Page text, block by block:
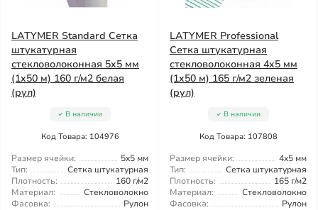
LATYMER Standard Сетка
штукатурная
стекловолоконная 5x5 мм
(1x50 м) 160 г/м2 белая
(рул)
В наличии
Код Товара: 104976
Размер ячейки:
5x5 мм
Тип:
Сетка штукатурная
Плотность:
160 г/м2
Материал:
Стекловолокно
Фасовка:
Рулон
LATYMER Professional
Сетка штукатурная
стекловолоконная 4x5 мм
(1x50 м) 165 г/м2 зеленая
(рул)
В наличии
Код Товара: 107808
Размер ячейки:
4x5 мм
Тип:
Сетка штукатурная
Плотность:
165 г/м2
Материал:
Стекловолокно
Фасовка:
Рулон